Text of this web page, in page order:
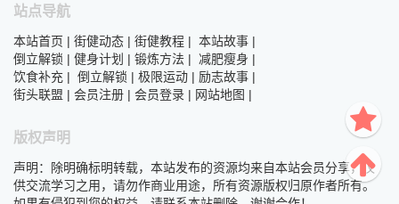
站点导航
本站首页 | 街健动态 | 街健教程 | 本站故事 |
倒立解锁 | 健身计划 | 锻炼方法 | 减肥瘦身 |
饮食补充 | 倒立解锁 | 极限运动 | 励志故事 |
街头联盟 | 会员注册 | 会员登录 | 网站地图 |
版权声明
声明：除明确标明转载，本站发布的资源均来自本站会员分享，仅
供交流学习之用，请勿作商业用途，所有资源版权归原作者所有。